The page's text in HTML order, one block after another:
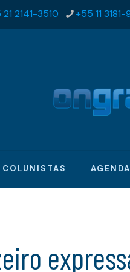
2141-3510 +55 11
COLUNISTAS AGENDA